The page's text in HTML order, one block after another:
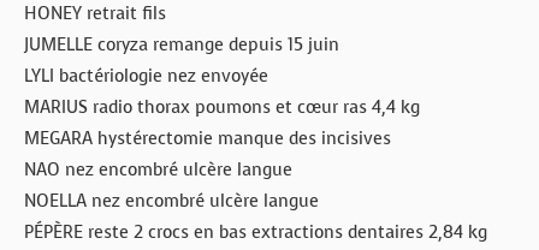
HONEY retrait fils
JUMELLE coryza remange depuis 15 juin
LYLI bactériologie nez envoyée
MARIUS radio thorax poumons et cœur ras 4,4 kg
MEGARA hystérectomie manque des incisives
NAO nez encombré ulcère langue
NOELLA nez encombré ulcère langue
PÉPÈRE reste 2 crocs en bas extractions dentaires 2,84 kg